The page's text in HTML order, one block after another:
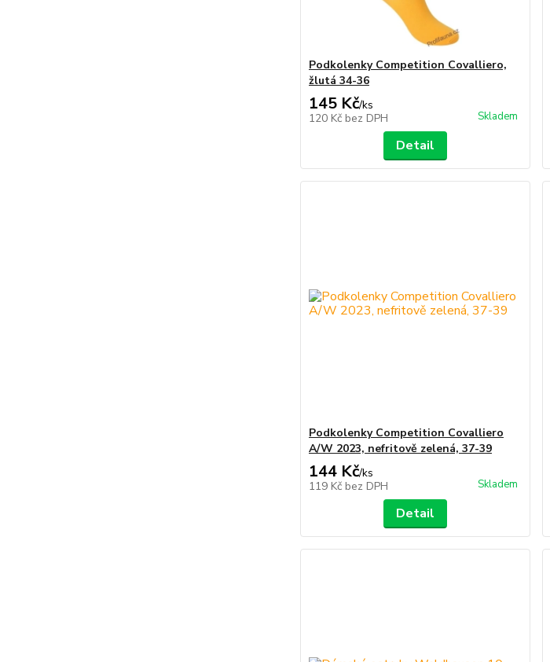
Podkolenky Competition Covalliero,
žlutá 34-36
145 Kč/ks
120 Kč bez DPH Skladem
Detail
Podkolenky Competition Covalliero
A/W 2023, nefritově zelená, 37-39
144 Kč/ks
119 Kč bez DPH Skladem
Detail